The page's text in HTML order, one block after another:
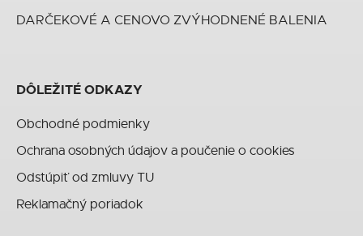
DARČEKOVÉ A CENOVO ZVÝHODNENÉ BALENIA
DÔLEŽITÉ ODKAZY
Obchodné podmienky
Ochrana osobných údajov a poučenie o cookies
Odstúpiť od zmluvy TU
Reklamačný poriadok